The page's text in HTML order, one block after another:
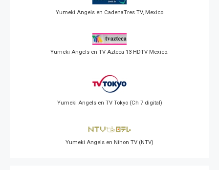
Yumeki Angels en CadenaTres TV, Mexico
Yumeki Angels en TV Azteca 13 HDTV Mexico.
Yumeki Angels en TV Tokyo (Ch 7 digital)
Yumeki Angels en Nihon TV (NTV)